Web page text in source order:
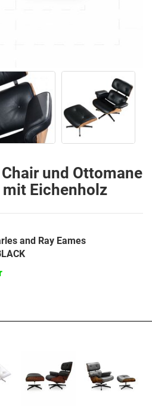
und Ottomane
mit Eichenholz
and Ray Eames